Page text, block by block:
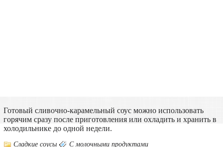
Готовый сливочно-карамельный соус можно использовать
горячим сразу после приготовления или охладить и хранить в
холодильнике до одной недели.
Сладкие соусы С молочными продуктами